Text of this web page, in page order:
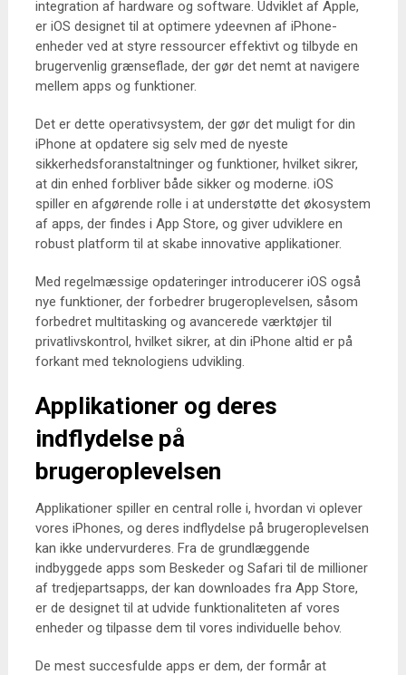
integration af hardware og software. Udviklet af Apple,
er iOS designet til at optimere ydeevnen af iPhone-
enheder ved at styre ressourcer effektivt og tilbyde en
brugervenlig grænseflade, der gør det nemt at navigere
mellem apps og funktioner.
Det er dette operativsystem, der gør det muligt for din
iPhone at opdatere sig selv med de nyeste
sikkerhedsforanstaltninger og funktioner, hvilket sikrer,
at din enhed forbliver både sikker og moderne. iOS
spiller en afgørende rolle i at understøtte det økosystem
af apps, der findes i App Store, og giver udviklere en
robust platform til at skabe innovative applikationer.
Med regelmæssige opdateringer introducerer iOS også
nye funktioner, der forbedrer brugeroplevelsen, såsom
forbedret multitasking og avancerede værktøjer til
privatlivskontrol, hvilket sikrer, at din iPhone altid er på
forkant med teknologiens udvikling.
Applikationer og deres
indflydelse på
brugeroplevelsen
Applikationer spiller en central rolle i, hvordan vi oplever
vores iPhones, og deres indflydelse på brugeroplevelsen
kan ikke undervurderes. Fra de grundlæggende
indbyggede apps som Beskeder og Safari til de millioner
af tredjepartsapps, der kan downloades fra App Store,
er de designet til at udvide funktionaliteten af vores
enheder og tilpasse dem til vores individuelle behov.
De mest succesfulde apps er dem, der formår at